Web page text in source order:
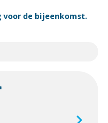
de bijeenkomst.